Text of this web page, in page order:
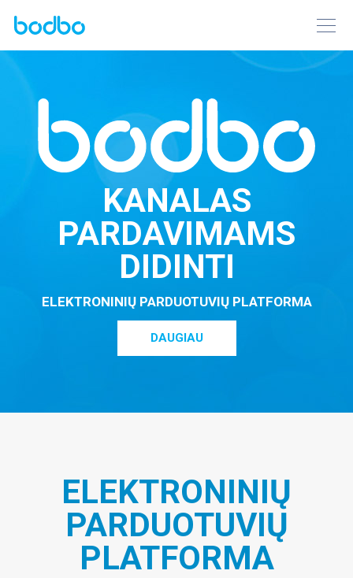
KANALAS
PARDAVIMAMS
DIDINTI
ELEKTRONINIŲ PARDUOTUVIŲ PLATFORMA
DAUGIAU
ELEKTRONINIŲ
PARDUOTUVIŲ
PLATFORMA